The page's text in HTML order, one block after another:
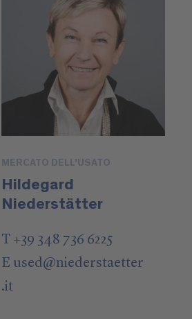
MERCATO DELL'USATO
Hildegard
Niederstätter
T +39 348 736 6225
E used@niederstaetter
.it